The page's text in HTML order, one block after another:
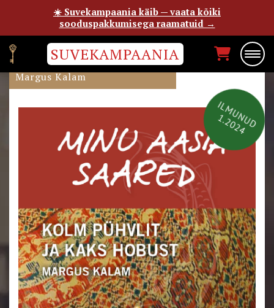
SUVEKAMPAANIA
MINU AASIA SAARED
Margus Kalam
ILMUNUD
1.2024
☀️ Suvekampaania käib — vaata kõiki
sooduspakkumisega raamatuid →